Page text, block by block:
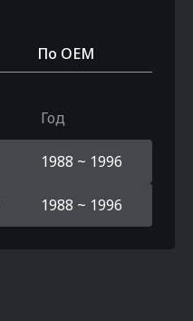
По OEM
Год
1988 ~ 1996
1988 ~ 1996